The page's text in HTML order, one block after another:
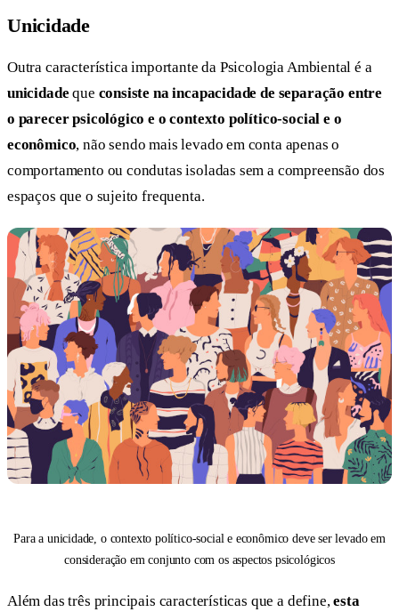
Unicidade
Outra característica importante da Psicologia Ambiental é a
unicidade que consiste na incapacidade de separação entre
o parecer psicológico e o contexto político-social e o
econômico, não sendo mais levado em conta apenas o
comportamento ou condutas isoladas sem a compreensão dos
espaços que o sujeito frequenta.
Para a unicidade, o contexto político-social e econômico deve ser levado em
consideração em conjunto com os aspectos psicológicos
Além das três principais características que a define,esta